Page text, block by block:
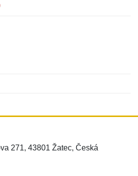
271, 43801 Žatec, Česká